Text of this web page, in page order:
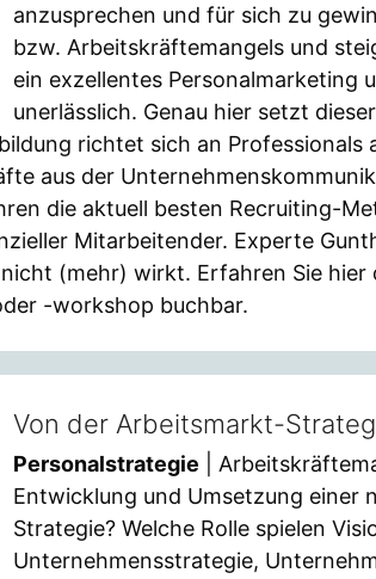
anzusprechen und für sich zu
bzw. Arbeitskräftemangels und
ein exzellentes Personalmarketing
unerlässlich. Genau hier setzt
richtet sich an Professionals
aus der
die aktuell besten Recruiting-
Mitarbeitender. Experte
(mehr) wirkt. Erfahren Sie
-workshop buchbar.
Von der Arbeitsmarkt-
Personalstrategie |
Entwicklung und Umsetzung einer
Strategie? Welche Rolle spielen
Unternehmensstrategie,